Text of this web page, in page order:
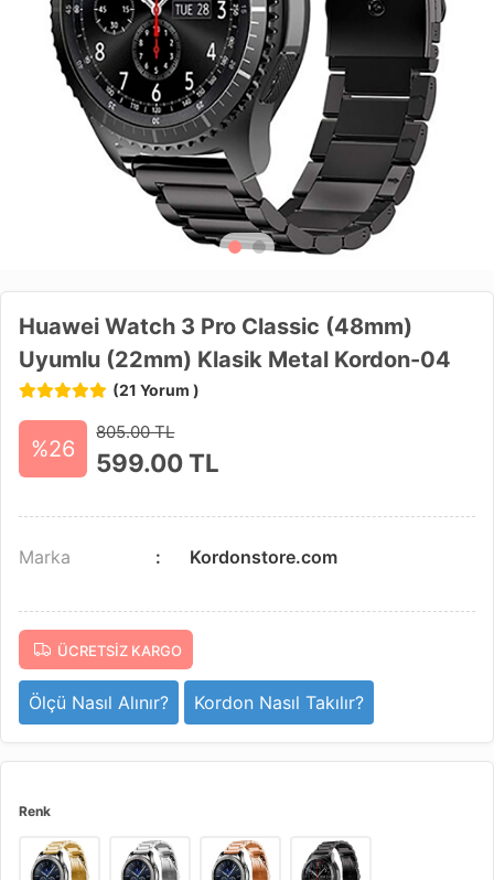
Huawei Watch 3 Pro Classic (48mm)
Uyumlu (22mm) Klasik Metal Kordon-04
(21 Yorum )
%26
805.00 TL
599.00TL
Marka Kordonstore.com
ÜCRETSIZ KARGO
Ölçü Nasıl Alınır? Kordon Nasıl Takılır?
Renk